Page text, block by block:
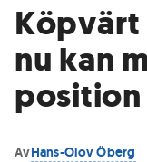
nu kan
position
AvHans-Olov Öberg